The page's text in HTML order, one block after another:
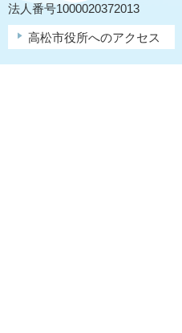
法人番号1000020372013
高松市役所へのアクセス